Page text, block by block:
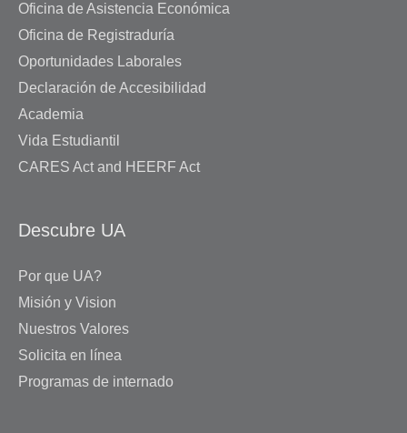
Oficina de Asistencia Económica
Oficina de Registraduría
Oportunidades Laborales
Declaración de Accesibilidad
Academia
Vida Estudiantil
CARES Act and HEERF Act
Descubre UA
Por que UA?
Misión y Vision
Nuestros Valores
Solicita en línea
Programas de internado